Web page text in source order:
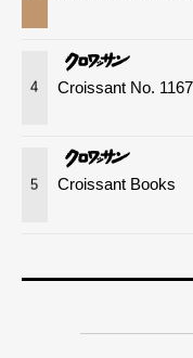
4 Croissant No.
5 Croissant Books